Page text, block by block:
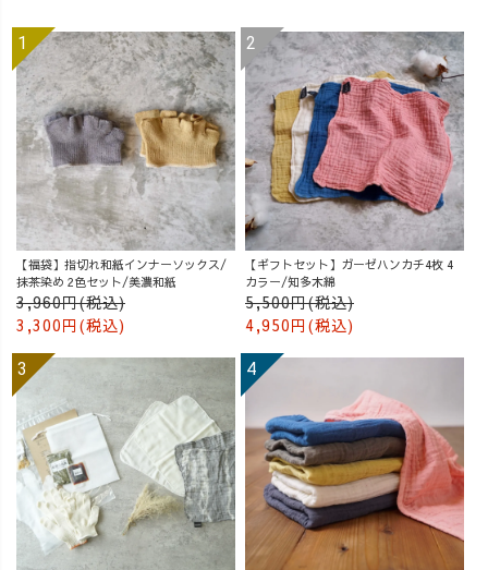
【福袋】指切れ和紙インナーソックス/
抹茶染め 2色セット/美濃和紙
3,960円(税込)
3,300円(税込)
【ギフトセット】ガーゼハンカチ4枚 4
カラー/知多木綿
5,500円(税込)
4,950円(税込)